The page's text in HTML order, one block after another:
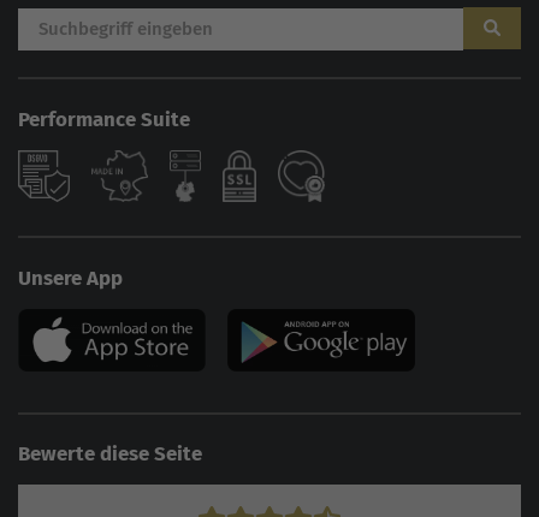
Performance Suite
Unsere App
Bewerte diese Seite